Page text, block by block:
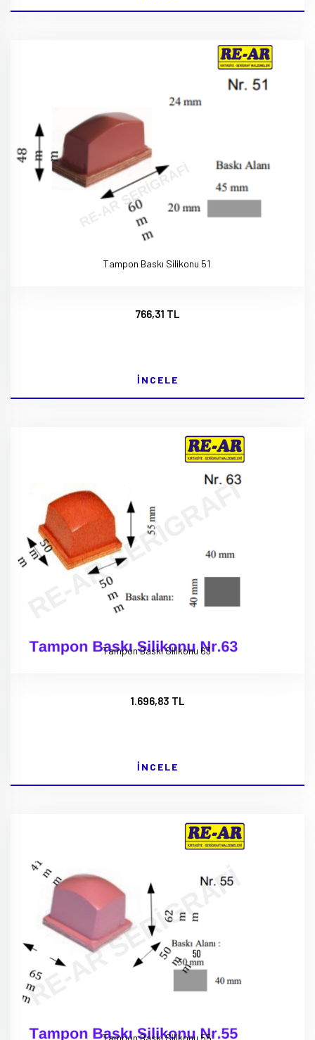
Tampon Baskı Silikonu 51
766,31 TL
İNCELE
Tampon Baskı Silikonu 63
1.696,83 TL
İNCELE